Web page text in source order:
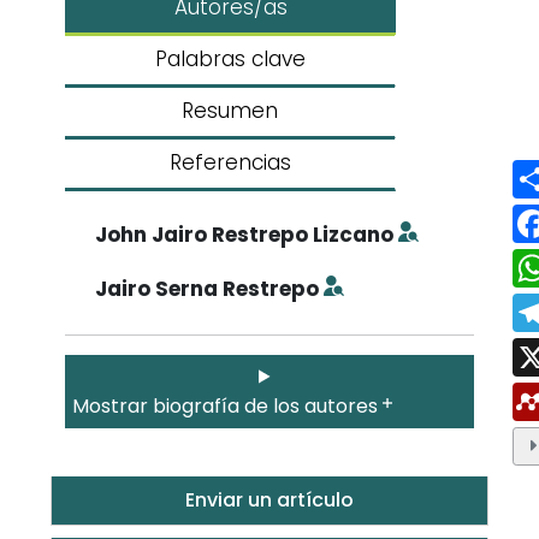
Autores/as
Palabras clave
Resumen
Referencias
John Jairo Restrepo Lizcano
Jairo Serna Restrepo
Mostrar biografía de los autores
Enviar un artículo